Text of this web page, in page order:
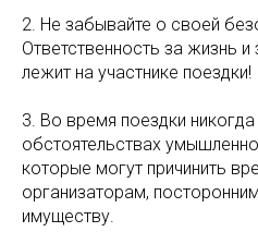
2. Не забывайте о своей
Ответственность за жизнь
лежит на участнике поездки!
3. Во время поездки никогда
обстоятельствах
которые могут причинить
организаторам,
имуществу.